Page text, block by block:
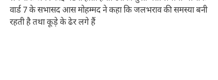
वार्ड 7 के सभासद आस मोहम्मद ने कहा कि जलभराव की समस्या बनी
रहती है तथा कूड़े के ढेर लगे हैं